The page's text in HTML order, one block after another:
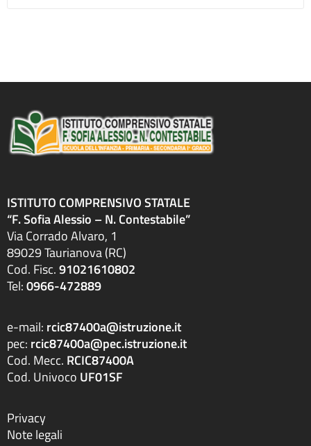
ISTITUTO COMPRENSIVO STATALE
“F. Sofia Alessio – N. Contestabile”
Via Corrado Alvaro, 1
89029 Taurianova (RC)
Cod. Fisc.91021610802
Tel:0966-472889
e-mail: rcic87400a@istruzione.it
pec: rcic87400a@pec.istruzione.it
Cod. Mecc. RCIC87400A
Cod. Univoco UF01SF
Privacy
Note legali